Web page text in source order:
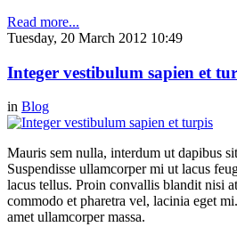
Read more...
Tuesday, 20 March 2012 10:49
Integer vestibulum sapien et
in Blog
Mauris sem nulla, interdum ut dapibus
Suspendisse ullamcorper mi ut lacus
lacus tellus. Proin convallis blandit nisi
commodo et pharetra vel, lacinia eget
amet ullamcorper massa.